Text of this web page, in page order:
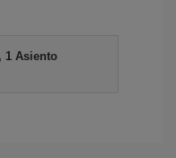
1 Asiento